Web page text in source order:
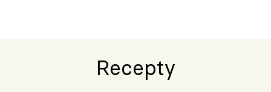
Recepty